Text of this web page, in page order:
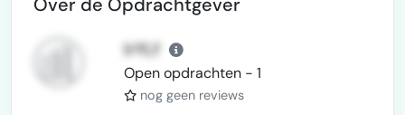
lrYLf
Open opdrachten - 1
nog geen reviews